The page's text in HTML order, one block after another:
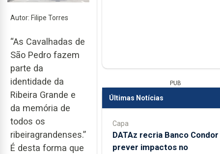
Autor: Filipe Torres
“As Cavalhadas de
São Pedro fazem
parte da
identidade da
Ribeira Grande e
da memória de
todos os
ribeiragrandenses.”
É desta forma que
PUB
Últimas Notícias
Capa
DATAz recria Banco
prever impactos no